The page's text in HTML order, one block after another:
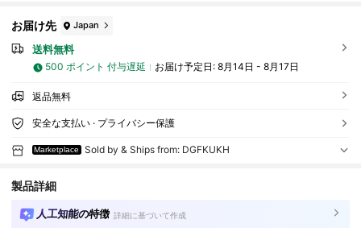
お届け先 Japan
送料無料
500 ポイント 付与遅延 お届け予定日: 8月14日 - 8月17日
返品無料
安全な支払い · プライバシー保護
Marketplace Sold by & Ships from: DGFKUKH
製品詳細
人工知能の特徴 詳細に基づいて作成